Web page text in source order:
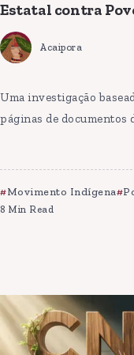
Estatal contra
Acaipora
Uma investigação
páginas de documentos
Movimento Indígena
8 Min Read